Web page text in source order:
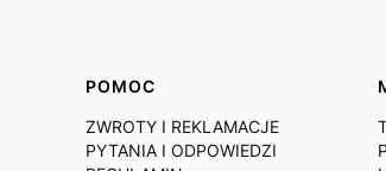
Linki w stopce
POMOC
ZWROTY I REKLAMACJE
PYTANIA I ODPOWIEDZI